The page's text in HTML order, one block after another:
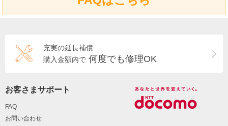
充実の延長補償
購入金額内で 何度でも修理OK
お客さまサポート
FAQ
お問い合わせ